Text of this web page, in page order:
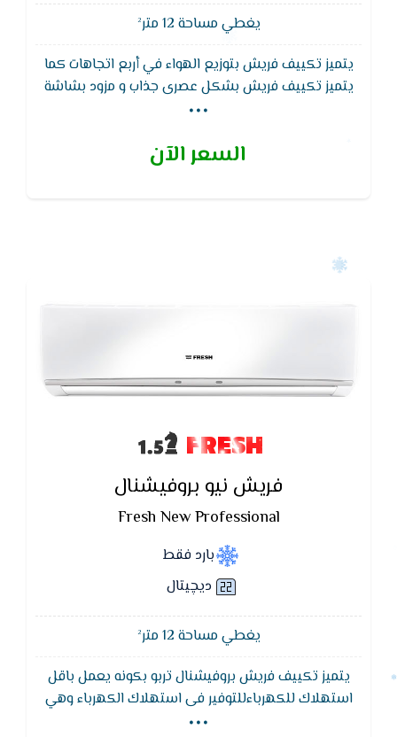
يغطي مساحة 12 متر²
يتميز تكييف فريش بتوزيع الهواء في أربع اتجاهات كما
يتميز تكييف فريش بشكل عصرى جذاب و مزود بشاشة
ديجيتال لعرض درجة الحرارة,ويتميز ايضا بخاصية التشغيل
...
السعر الآن
FRESH
فريش نيو بروفيشنال
Fresh New Professional
بارد فقط
ديچيتال
يغطي مساحة 12 متر²
يتميز تكييف فريش بروفيشنال تربو بكونه يعمل باقل
استهلاك للكهرباءللتوفير فى استهلاك الكهرباء وهي
أحد أكبر مميزات تكييفات فريش.وايضا تكييف فريش
...